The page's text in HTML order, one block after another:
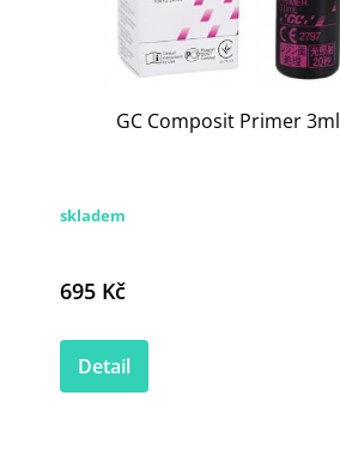
GC Composit Primer 3ml
skladem
695 Kč
Detail